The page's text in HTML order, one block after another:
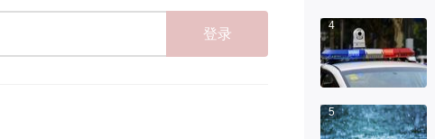
登录
4
5